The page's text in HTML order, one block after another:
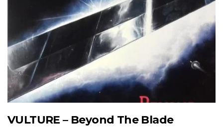
VULTURE – Beyond The Blade